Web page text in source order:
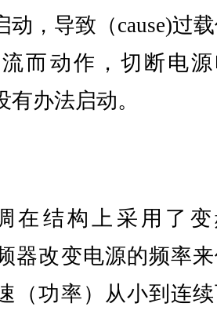
动，导致（cause)过
而动作，切断电源
办法启动。
在结构上采用了变
器改变电源的频率
（功率）从小到连